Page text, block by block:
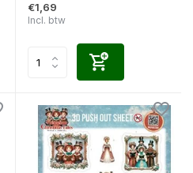
€1,69
Incl. btw